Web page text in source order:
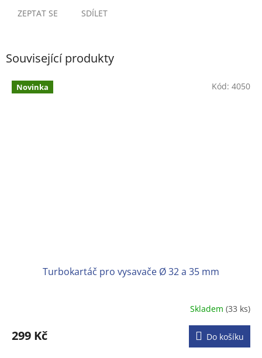
ZEPTAT SE SDÍLET
Související produkty
Novinka
Turbokartáč pro vysavače Ø 32 a 35 mm
produktu
je
Skladem(33 ks)
299 Kč Do košíku
Kód: 4050